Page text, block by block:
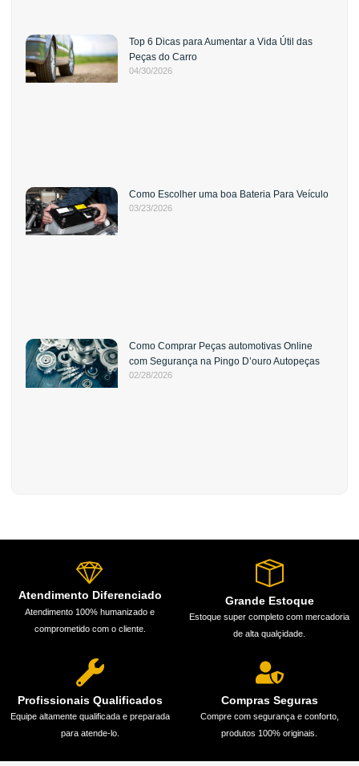
Top 6 Dicas para Aumentar a Vida Útil das
Peças do Carro
04/30/2026
Como Escolher uma boa Bateria Para Veículo
03/23/2026
Como Comprar Peças automotivas Online
com Segurança na Pingo D’ouro Autopeças
02/28/2026
Atendimento Diferenciado
Atendimento 100% humanizado e
comprometido com o cliente.
Grande Estoque
Estoque super completo com mercadoria
de alta qualçidade.
Profissionais Qualificados
Equipe altamente qualificada e preparada
para atende-lo.
Compras Seguras
Compre com segurança e conforto,
produtos 100% originais.